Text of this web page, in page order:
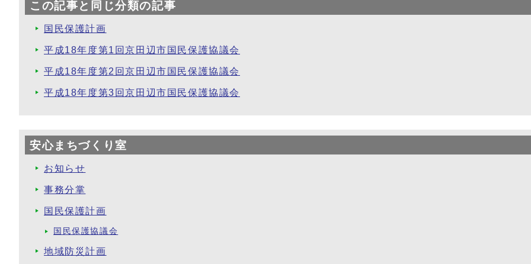
この記事と同じ分類の記事
国民保護計画
平成18年度第1回京田辺市国民保護協議会
平成18年度第2回京田辺市国民保護協議会
平成18年度第3回京田辺市国民保護協議会
安心まちづくり室
お知らせ
事務分掌
国民保護計画
国民保護協議会
地域防災計画